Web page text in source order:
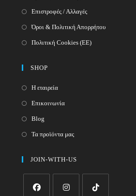
Επιστροφές / Αλλαγές
Όροι & Πολιτική Απορρήτου
Πολιτική Cookies (ΕΕ)
SHOP
Η εταιρεία
Επικοινωνία
Blog
Τα προϊόντα μας
JOIN-WITH-US